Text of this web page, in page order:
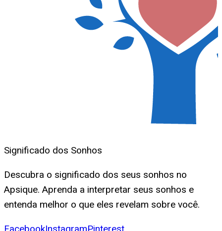
Significado dos Sonhos
Descubra o significado dos seus sonhos no
Apsique. Aprenda a interpretar seus sonhos e
entenda melhor o que eles revelam sobre você.
FacebookInstagramPinterest